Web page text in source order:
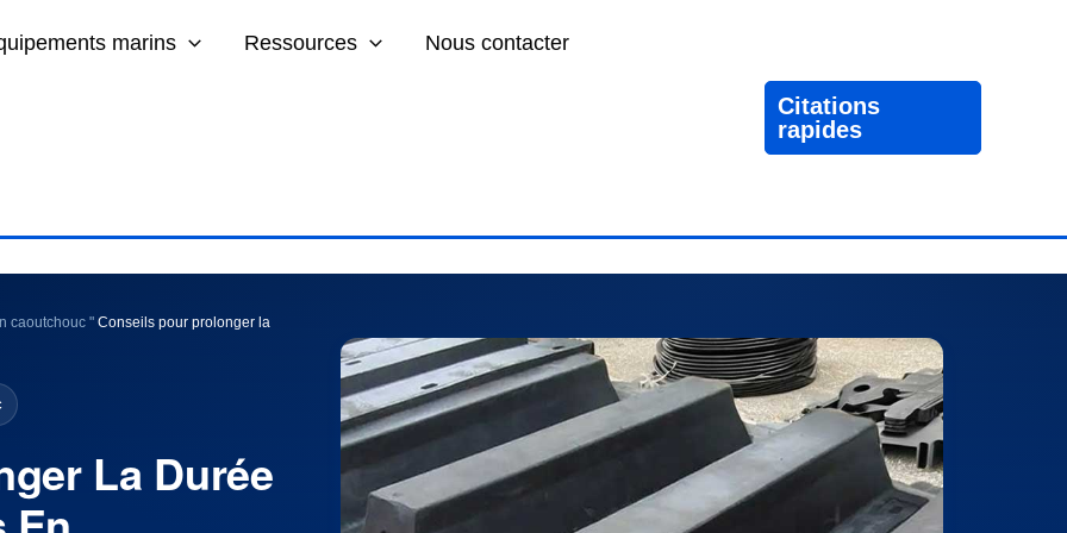
marins Ressources Nous contacter
Citations
rapides
caoutchouc " Conseils pour prolonger la
La Durée